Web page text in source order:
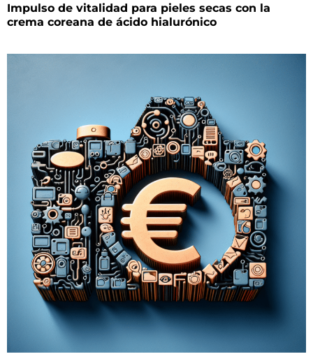
Impulso de vitalidad para pieles secas con la
crema coreana de ácido hialurónico